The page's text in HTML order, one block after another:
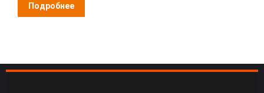
из 5Подробнее